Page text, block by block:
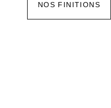
NOS FINITIONS